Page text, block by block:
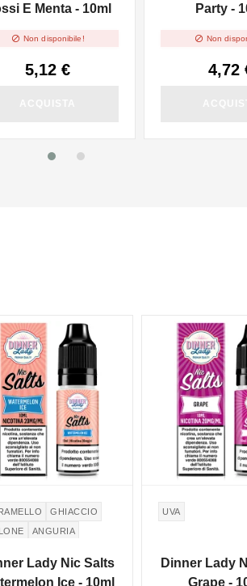
E Menta - 10ml
 Non disponibile!
5,12 €
Party -
 Non
4,72
GHIACCIO
ANGURIA
Lady Nic Salts
Ice - 10ml
UVA
Dinner Lady
Grape -
NON DISPONIBILE